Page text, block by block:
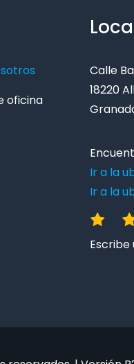
oficina
Calle
18220
Ir a la
Ir a la